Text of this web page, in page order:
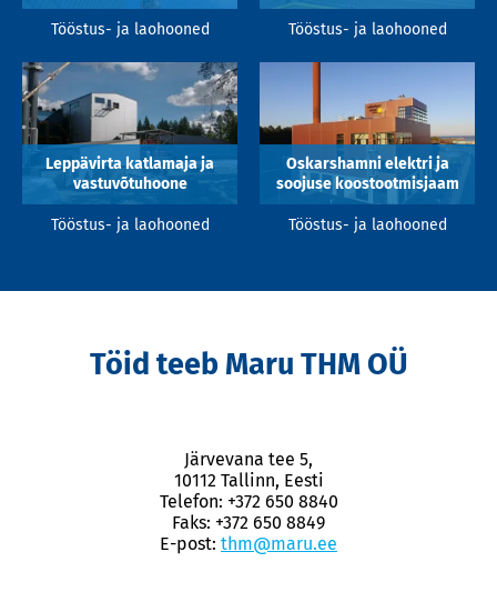
Tööstus- ja laohooned Tööstus- ja laohooned
Leppävirta katlamaja ja
vastuvõtuhoone
Tööstus- ja laohooned
Oskarshamni elektri ja
soojuse koostootmisjaam
Tööstus- ja laohooned
Töid teeb Maru THM OÜ
Järvevana tee 5,
10112 Tallinn, Eesti
Telefon: +372 650 8840
Faks: +372 650 8849
E-post: thm@maru.ee